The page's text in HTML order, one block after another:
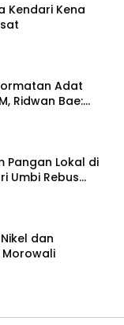
Kendari Kena
Adat
Ridwan Bae:
Pantas!
Pangan Lokal di
Umbi Rebus
dan
Morowali